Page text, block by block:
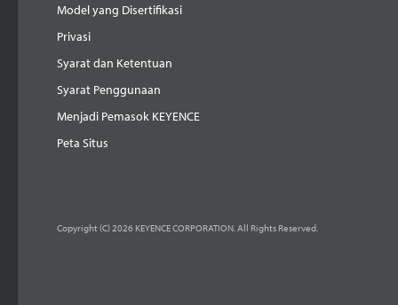
Model yang Disertifikasi
Privasi
Syarat dan Ketentuan
Syarat Penggunaan
Menjadi Pemasok KEYENCE
Peta Situs
Copyright (C) 2026 KEYENCE CORPORATION. All Rights Reserved.